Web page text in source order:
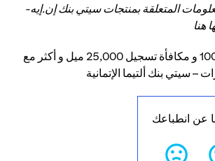
المتعلقة بمنتجات سيتي بنك إن.إيه-
هنا
عن انطباعك